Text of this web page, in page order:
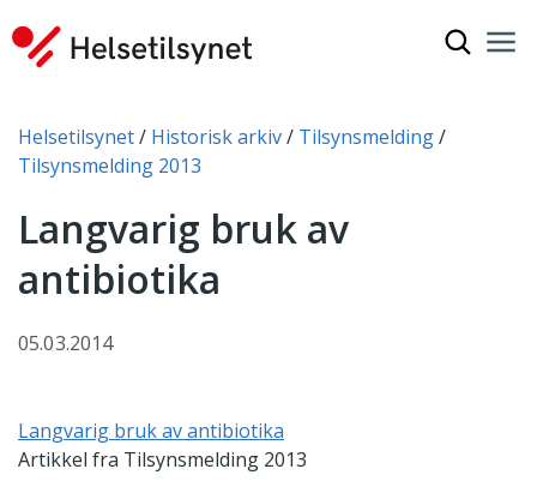
Du er her:
Helsetilsynet Historisk arkiv
Tilsynsmelding
Tilsynsmelding 2013
Langvarig bruk av
antibiotika
05.03.2014
Langvarig bruk av antibiotika
Artikkel fra Tilsynsmelding 2013